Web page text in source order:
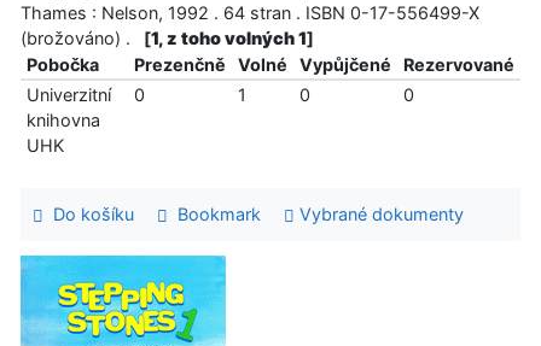
Thames : Nelson, 1992 . 64 stran . ISBN 0-17-556499-X
(brožováno) .
[1, z toho volných 1]
Pobočka
Prezenčně Volné Vypůjčené
Rezervované
Univerzitní
knihovna
UHK
0 1 0 0
Do košíku Bookmark Vybrané dokumenty